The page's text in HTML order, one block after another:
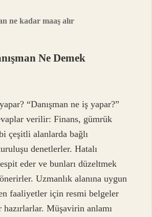
ne kadar maaş alır
Ne Demek
“Danışman ne iş yapar?”
verilir: Finans, gümrük
çeşitli alanlarda bağlı
denetlerler. Hatalı
eder ve bunları düzeltmek
Uzmanlık alanına uygun
faaliyetler için resmi belgeler
hazırlarlar. Müşavirin anlamı